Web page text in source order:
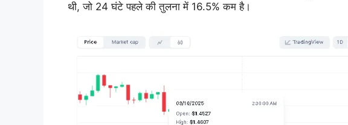
थी, जो 24 घंटे पहले की तुलना में 16.5% कम है।